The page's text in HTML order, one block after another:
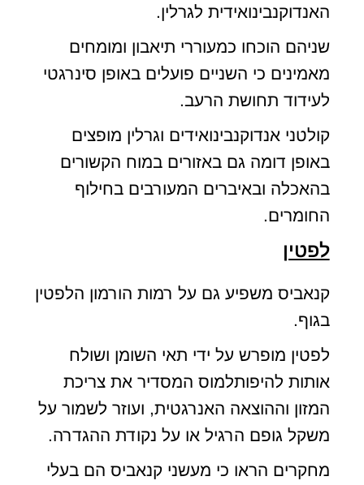
האנדוקנבינואידית לגרלין.
שניהם הוכחו כמעוררי תיאבון ומומחים
מאמינים כי השניים פועלים באופן סינרגטי
לעידוד תחושת הרעב.
קולטני אנדוקנבינואידים וגרלין מופצים
באופן דומה גם באזורים במוח הקשורים
בהאכלה ובאיברים המעורבים בחילוף
החומרים.
לפטין
קנאביס משפיע גם על רמות הורמון הלפטין
בגוף.
לפטין מופרש על ידי תאי השומן ושולח
אותות להיפותלמוס המסדיר את צריכת
המזון וההוצאה האנרגטית, ועוזר לשמור על
משקל גופם הרגיל או על נקודת ההגדרה.
מחקרים הראו כי מעשני קנאביס הם בעלי